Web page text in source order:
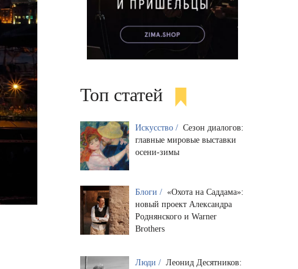
Топ статей
Искусство / Сезон диалогов:
главные мировые выставки
осени-зимы
Блоги / «Охота на Саддама»:
новый проект Александра
Роднянского и Warner
Brothers
Люди / Леонид Десятников: